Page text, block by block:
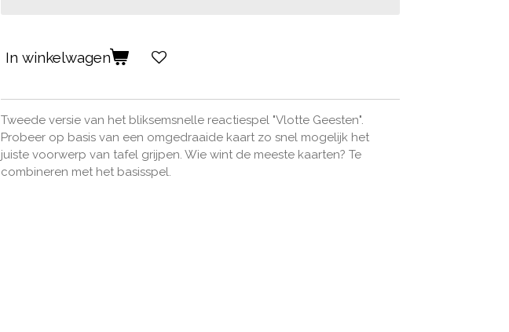
In winkelwagen
Tweede versie van het bliksemsnelle reactiespel "Vlotte Geesten".
Probeer op basis van een omgedraaide kaart zo snel mogelijk het
juiste voorwerp van tafel grijpen. Wie wint de meeste kaarten? Te
combineren met het basisspel.